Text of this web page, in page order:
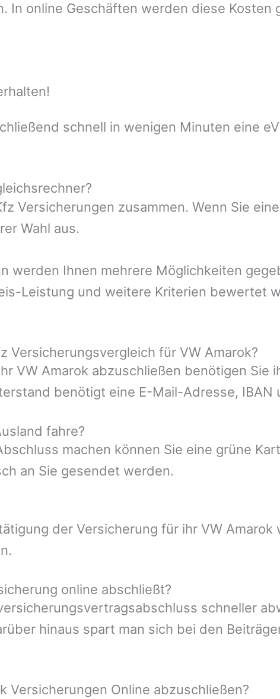
online Geschäften werden diese Kosten
schnell in wenigen Minuten eine
Versicherungen zusammen. Wenn Sie
Wahl aus.
werden Ihnen mehrere Möglichkeiten
Leistung und weitere Kriterien bewertet
Versicherungsvergleich für VW Amarok?
VW Amarok abzuschließen benötigen Sie
benötigt eine E-Mail-Adresse, IBAN
fahre?
machen können Sie eine grüne
an Sie gesendet werden.
der Versicherung für ihr VW
online abschließt?
schneller
hinaus spart man sich bei den
Versicherungen Online abzuschließen?